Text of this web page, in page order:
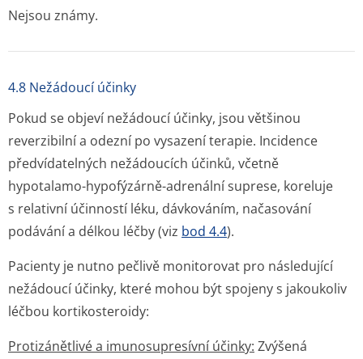
Nejsou známy.
4.8 Nežádoucí účinky
Pokud se objeví nežádoucí účinky, jsou většinou
reverzibilní a odezní po vysazení terapie. Incidence
předvídatelných nežádoucích účinků, včetně
hypotalamo-hypofýzárně-adrenální suprese, koreluje
s relativní účinností léku, dávkováním, načasování
podávání a délkou léčby (viz bod 4.4).
Pacienty je nutno pečlivě monitorovat pro následující
nežádoucí účinky, které mohou být spojeny s jakoukoliv
léčbou kortikosteroidy:
Protizánětlivé a imunosupresívní účinky: Zvýšená